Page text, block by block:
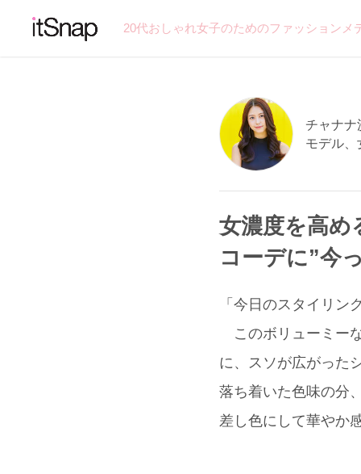
20代おしゃれ女子のためのファッション
チャナナ
モデル、
女濃度を高め
コーデに”今
「今日のスタイリン
このボリューミー
に、スソが広がった
落ち着いた色味の分
差し色にして華やか